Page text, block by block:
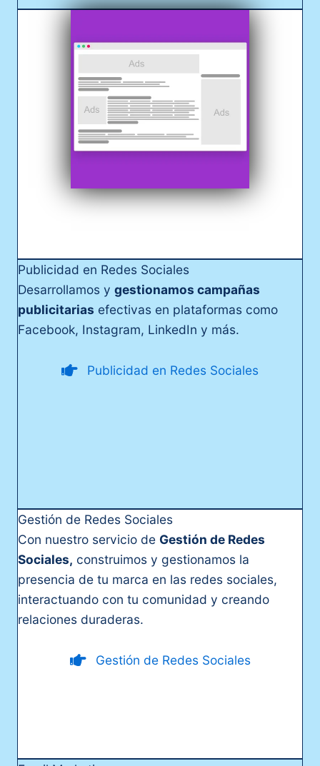
Publicidad en Redes Sociales
Desarrollamos y gestionamos campañas
publicitarias efectivas en plataformas como
Facebook, Instagram, LinkedIn y más.
Publicidad en Redes Sociales
Gestión de Redes Sociales
Con nuestro servicio de Gestión de Redes
Sociales, construimos y gestionamos la
presencia de tu marca en las redes sociales,
interactuando con tu comunidad y creando
relaciones duraderas.
Gestión de Redes Sociales